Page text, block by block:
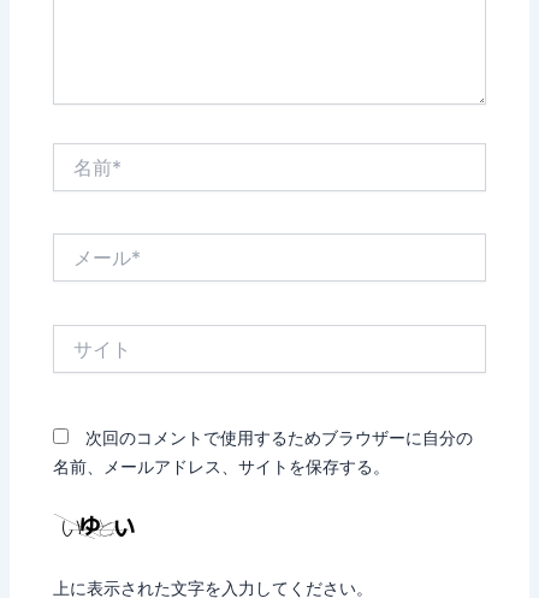
次回のコメントで使用するためブラウザーに自分の
名前、メールアドレス、サイトを保存する。
上に表示された文字を入力してください。